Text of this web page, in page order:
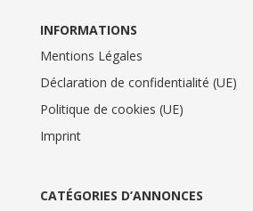
INFORMATIONS
Mentions Légales
Déclaration de confidentialité (UE)
Politique de cookies (UE)
Imprint
CATÉGORIES D’ANNONCES